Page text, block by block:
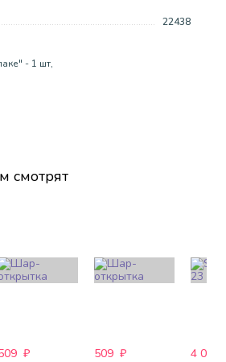
22438
- 1 шт,
смотрят
₽
509 ₽
4 088